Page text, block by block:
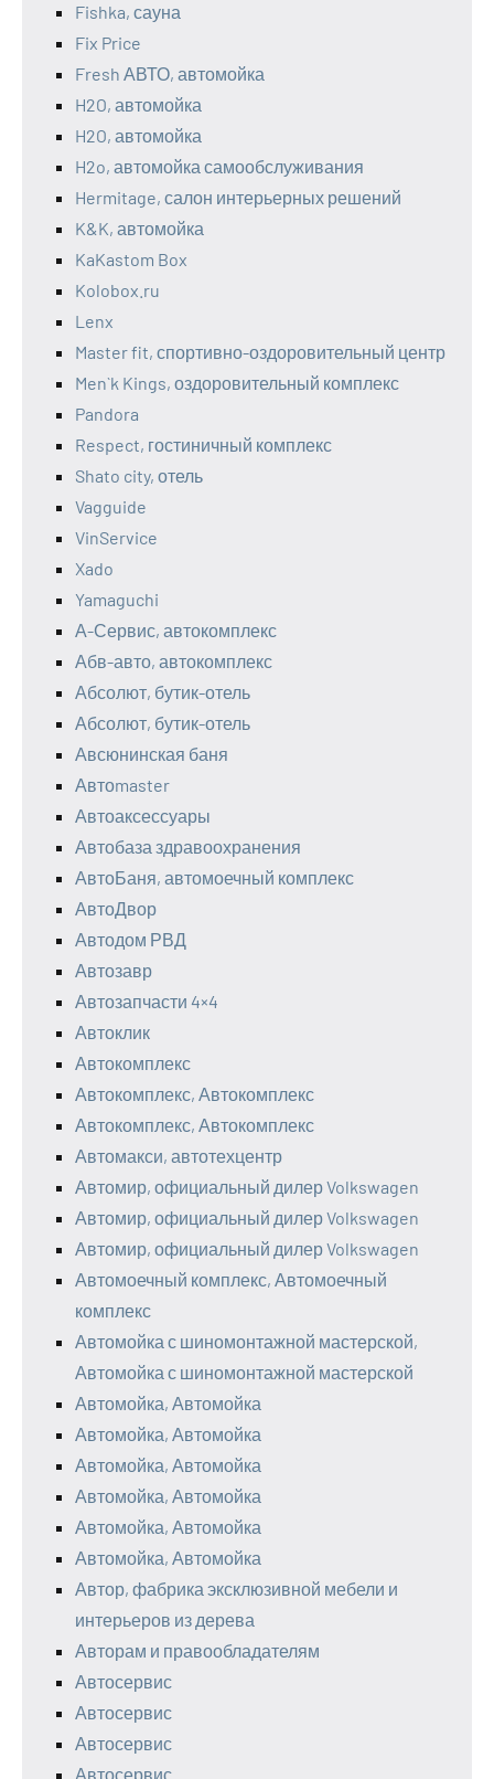
Fishka, сауна
Fix Price
Fresh АВТО, автомойка
H2O, автомойка
H2O, автомойка
H2o, автомойка самообслуживания
Hermitage, салон интерьерных решений
K&K, автомойка
KaKastom Box
Kolobox.ru
Lenx
Master fit, спортивно-оздоровительный центр
Men`k Kings, оздоровительный комплекс
Pandora
Respect, гостиничный комплекс
Shato city, отель
Vagguide
VinService
Xado
Yamaguchi
А-Сервис, автокомплекс
Абв-авто, автокомплекс
Абсолют, бутик-отель
Абсолют, бутик-отель
Авсюнинская баня
Автоmaster
Автоаксессуары
Автобаза здравоохранения
АвтоБаня, автомоечный комплекс
АвтоДвор
Автодом РВД
Автозавр
Автозапчасти 4×4
Автоклик
Автокомплекс
Автокомплекс, Автокомплекс
Автокомплекс, Автокомплекс
Автомакси, автотехцентр
Автомир, официальный дилер Volkswagen
Автомир, официальный дилер Volkswagen
Автомир, официальный дилер Volkswagen
Автомоечный комплекс, Автомоечный
комплекс
Автомойка с шиномонтажной мастерской,
Автомойка с шиномонтажной мастерской
Автомойка, Автомойка
Автомойка, Автомойка
Автомойка, Автомойка
Автомойка, Автомойка
Автомойка, Автомойка
Автомойка, Автомойка
Автор, фабрика эксклюзивной мебели и
интерьеров из дерева
Авторам и правообладателям
Автосервис
Автосервис
Автосервис
Автосервис